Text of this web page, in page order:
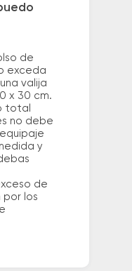
de
exceda
valija
x 30 cm.
total
no debe
equipaje
y
de
por los